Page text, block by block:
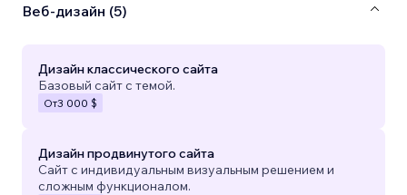
Веб-дизайн (5)
Дизайн классического сайта
Базовый сайт с темой.
От3 000 $
Дизайн продвинутого сайта
Сайт с индивидуальным визуальным решением и
сложным функционалом.